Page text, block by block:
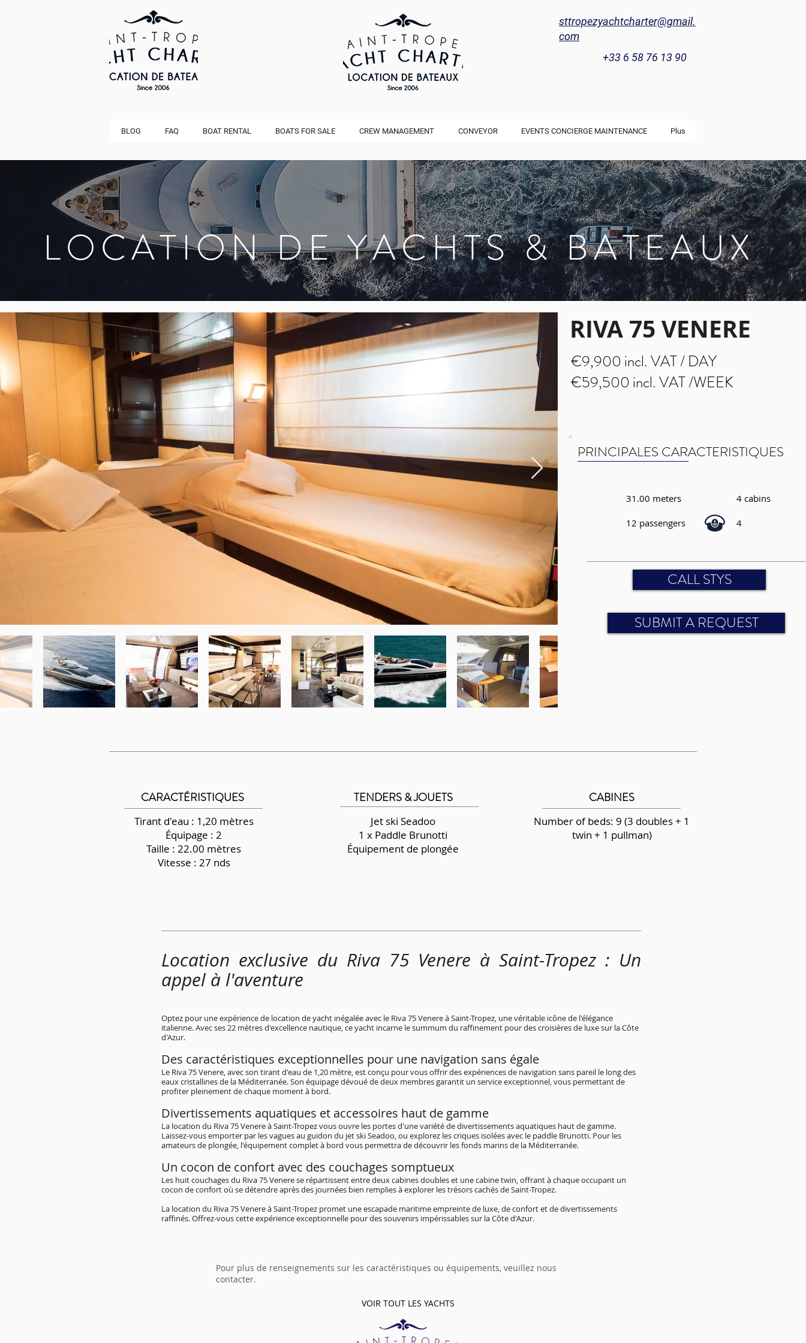
sttropezyachtcharter@gmail.
com
+33 6 58 76 13 90
BLOG FAQ BOAT RENTAL BOATS FOR SALE CREW MANAGEMENT CONVEYOR EVENTS CONCIERGE MAINTENANCE Plus
LOCATION DE YACHTS & BATEAUX
RIVA 75 VENERE
€9,900 incl. VAT / DAY
€59,500 incl. VAT /WEEK
PRINCIPALES CARACTERISTIQUES
31.00 meters
12 passengers
4 cabins
4
CALL STYS
SUBMIT A REQUEST
CARACTÉRISTIQUES
Tirant d'eau : 1,20 mètres
Équipage : 2
Taille : 22.00 mètres
Vitesse : 27 nds
TENDERS & JOUETS
Jet ski Seadoo
1 x Paddle Brunotti
Équipement de plongée
CABINES
Number of beds: 9 (3 doubles + 1
twin + 1 pullman)
Location exclusive du Riva 75 Venere à Saint-Tropez : Un
appel à l'aventure
Optez pour une expérience de location de yacht inégalée avec le Riva 75 Venere à Saint-Tropez, une véritable icône de l'élégance
italienne. Avec ses 22 mètres d'excellence nautique, ce yacht incarne le summum du raffinement pour des croisières de luxe sur la Côte
d'Azur.
Des caractéristiques exceptionnelles pour une navigation sans égale
Le Riva 75 Venere, avec son tirant d'eau de 1,20 mètre, est conçu pour vous offrir des expériences de navigation sans pareil le long des
eaux cristallines de la Méditerranée. Son équipage dévoué de deux membres garantit un service exceptionnel, vous permettant de
profiter pleinement de chaque moment à bord.
Divertissements aquatiques et accessoires haut de gamme
La location du Riva 75 Venere à Saint-Tropez vous ouvre les portes d'une variété de divertissements aquatiques haut de gamme.
Laissez-vous emporter par les vagues au guidon du jet ski Seadoo, ou explorez les criques isolées avec le paddle Brunotti. Pour les
amateurs de plongée, l'équipement complet à bord vous permettra de découvrir les fonds marins de la Méditerranée.
Un cocon de confort avec des couchages somptueux
Les huit couchages du Riva 75 Venere se répartissent entre deux cabines doubles et une cabine twin, offrant à chaque occupant un
cocon de confort où se détendre après des journées bien remplies à explorer les trésors cachés de Saint-Tropez.
La location du Riva 75 Venere à Saint-Tropez promet une escapade maritime empreinte de luxe, de confort et de divertissements
raffinés. Offrez-vous cette expérience exceptionnelle pour des souvenirs impérissables sur la Côte d'Azur.
Pour plus de renseignements sur les caractéristiques ou équipements, veuillez nous
contacter.
VOIR TOUT LES YACHTS